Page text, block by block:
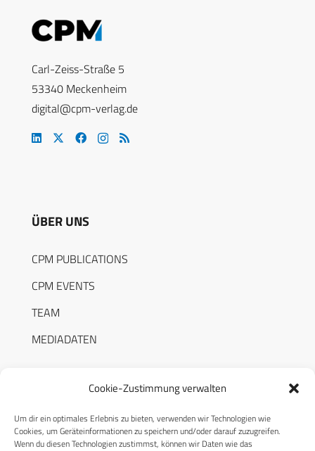
Cookie-Zustimmung verwalten
Um dir ein optimales Erlebnis zu bieten, verwenden wir Technologien wie
Cookies, um Geräteinformationen zu speichern und/oder darauf zuzugreifen.
Wenn du diesen Technologien zustimmst, können wir Daten wie das
Carl-Zeiss-Straße 5
53340 Meckenheim
digital@cpm-verlag.de
ÜBER UNS
CPM PUBLICATIONS
CPM EVENTS
TEAM
MEDIADATEN
RECHTLICHES